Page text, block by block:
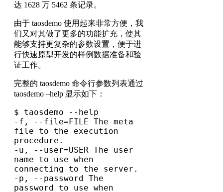
达 1628 万 5462 条记录。
由于 taosdemo 使用起来非常方便，我
们又对其做了更多的功能扩充，使其
能够支持更复杂的参数设置，便于进
行快速原型开发的样例数据准备和验
证工作。
完整的 taosdemo 命令行参数列表通过
taosdemo –help 显示如下：
$ taosdemo --help
-f, --file=FILE The meta
file to the execution
procedure.
-u, --user=USER The user
name to use when
connecting to the server.
-p, --password The
password to use when